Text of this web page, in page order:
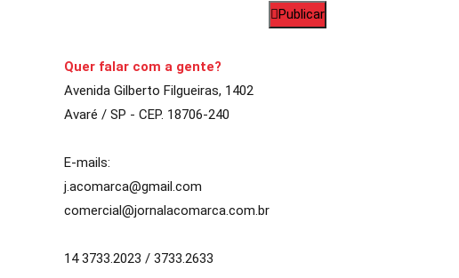
Publicar
Quer falar com a gente?
Avenida Gilberto Filgueiras, 1402
Avaré / SP - CEP. 18706-240
E-mails:
j.acomarca@gmail.com
comercial@jornalacomarca.com.br
14 3733.2023 / 3733.2633